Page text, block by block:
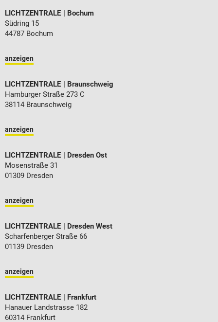
LICHTZENTRALE
Bochum
Südring 15
44787 Bochum
anzeigen
LICHTZENTRALE
Braunschweig
Hamburger Straße 273 C
38114 Braunschweig
anzeigen
LICHTZENTRALE
Dresden Ost
Mosenstraße 31
01309 Dresden
anzeigen
LICHTZENTRALE
Dresden West
Scharfenberger Straße 66
01139 Dresden
anzeigen
LICHTZENTRALE
Frankfurt
Hanauer Landstrasse 182
60314 Frankfurt